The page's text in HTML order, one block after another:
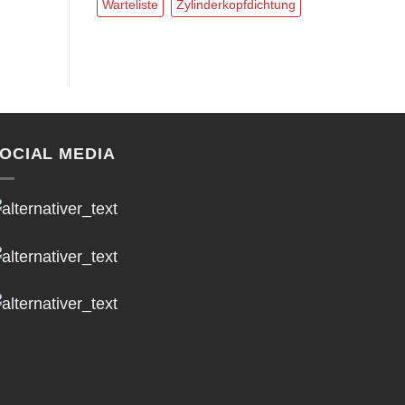
Warteliste Zylinderkopfdichtung
MEDIA